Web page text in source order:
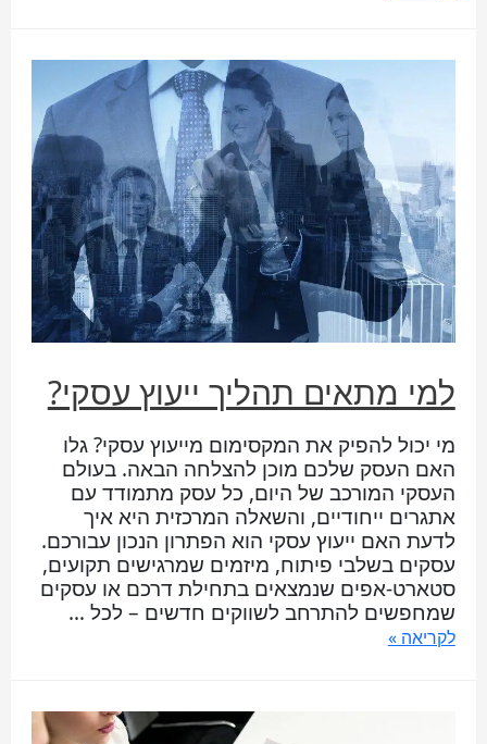
למי מתאים תהליך ייעוץ עסקי?
מי יכול להפיק את המקסימום מייעוץ עסקי? גלו
האם העסק שלכם מוכן להצלחה הבאה. בעולם
העסקי המורכב של היום, כל עסק מתמודד עם
אתגרים ייחודיים, והשאלה המרכזית היא איך
לדעת האם ייעוץ עסקי הוא הפתרון הנכון עבורכם.
עסקים בשלבי פיתוח, מיזמים שמרגישים תקועים,
סטארט-אפים שנמצאים בתחילת דרכם או עסקים
שמחפשים להתרחב לשווקים חדשים – לכל …
לקריאה »